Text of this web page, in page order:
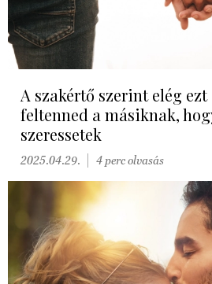
A szakértő szerint elég
feltenned a másiknak,
szeressetek
2025.04.29. 4 perc olvasás